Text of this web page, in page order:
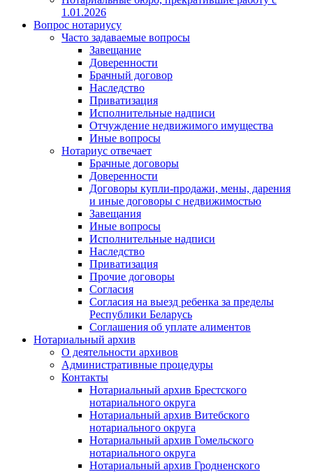
1.01.2026
Вопрос нотариусу
Часто задаваемые вопросы
Завещание
Доверенности
Брачный договор
Наследство
Приватизация
Исполнительные надписи
Отчуждение недвижимого имущества
Иные вопросы
Нотариус отвечает
Брачные договоры
Доверенности
Договоры купли-продажи, мены, дарения
и иные договоры с недвижимостью
Завещания
Иные вопросы
Исполнительные надписи
Наследство
Приватизация
Прочие договоры
Согласия
Согласия на выезд ребенка за пределы
Республики Беларусь
Соглашения об уплате алиментов
Нотариальный архив
О деятельности архивов
Административные процедуры
Контакты
Нотариальный архив Брестского
нотариального округа
Нотариальный архив Витебского
нотариального округа
Нотариальный архив Гомельского
нотариального округа
Нотариальный архив Гродненского